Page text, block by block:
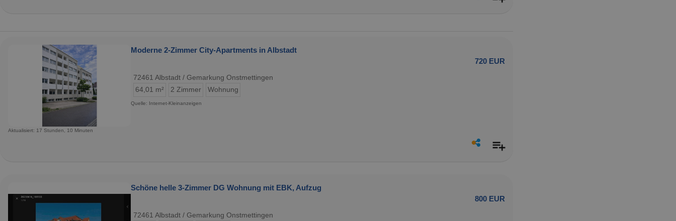
Moderne 2-Zimmer City-Apartments in Albstadt
720 EUR
72461 Albstadt / Gemarkung Onstmettingen
64,01 m²
2 Zimmer Wohnung
Quelle: Internet-Kleinanzeigen
Aktualisiert: 17 Stunden, 10 Minuten
Schöne helle 3-Zimmer DG Wohnung mit EBK, Aufzug
800 EUR
72461 Albstadt / Gemarkung Onstmettingen